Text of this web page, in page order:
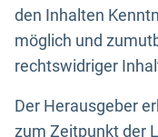
den Inhalten
möglich und
rechtswidriger
Der Herausgeber
zum Zeitpunkt der